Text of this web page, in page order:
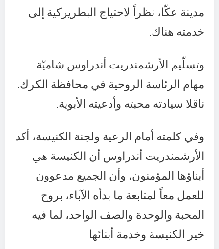
مدينة عكّا، نظراً لاحتياج البطريركية إلى
خدمته هناك.
وتسلّيم الأرشمندريت أندراوس شاميّة
مهام الرئاسة الروحية في محافظة الكرك.
ناقلا سيادته محبته وأدعيته الأبوية.
وفي كلمته أمام الرعية ولجنة الكنيسة، أكد
الأرشمندريت أندراوس أن الكنيسة هي
أبناؤها المؤمنون، وأن الجميع مدعوون
للعمل معاً لمتابعة ما بدأه الآباء، بروح
المحبة والوحدة والصف الواحد، لما فيه
خير الكنيسة وخدمة أبنائها